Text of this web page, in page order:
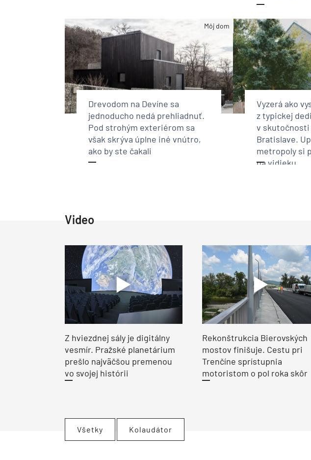
Môj dom
Drevodom na Devíne sa
jednoducho nedá prehliadnuť.
Pod strohým exteriérom sa
však skrýva úplne iné vnútro,
ako by ste čakali
Vyzerá ako
z typickej
v skutočnosti
Bratislave.
metropoly si
na vidieku
Video
Z hviezdnej sály je digitálny
vesmír. Pražské planetárium
prešlo najväčšou premenou
vo svojej histórii
Rekonštrukcia Bierovských
mostov finišuje. Cestu pri
Trenčíne sprístupnia
motoristom o pol roka skôr
Všetky Kolaudátor